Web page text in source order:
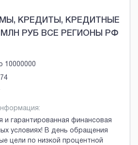
КРЕДИТЫ, КРЕДИТНЫЕ
РУБ ВСЕ РЕГИОНЫ РФ
10000000
74
и гарантированная финансовая
условиях! В день обращения
цели по низкой процентной